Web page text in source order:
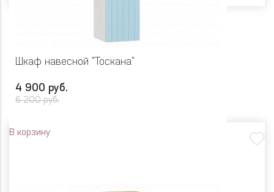
Шкаф навесной "Тоскана"
4 900 руб.
6 200 руб.
В корзину